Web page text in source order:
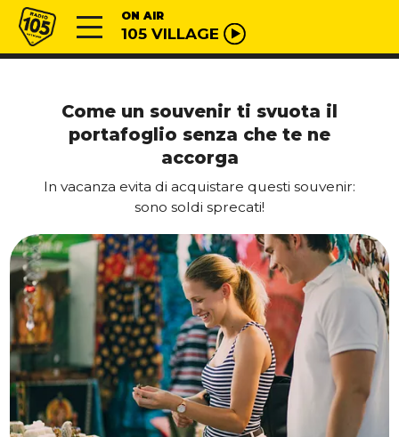
Vai al contenuto
Radio 105 ON AIR
105 VILLAGE
Come un souvenir ti svuota il
portafoglio senza che te ne
accorga
In vacanza evita di acquistare questi souvenir:
sono soldi sprecati!